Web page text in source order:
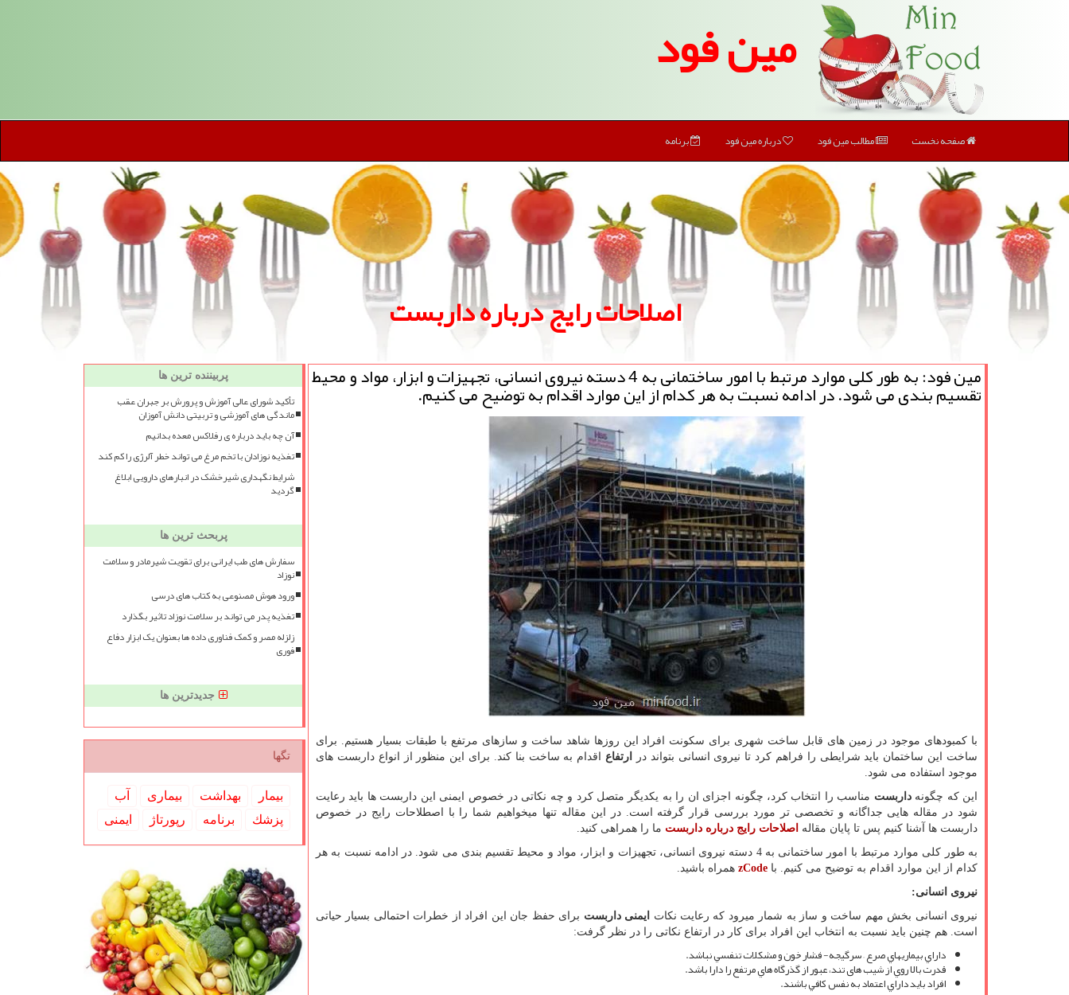
مین فود
صفحه نخست مطالب مین فود درباره مین فود برنامه
اصلاحات رایج درباره داربست
مین فود: به طور كلی موارد مرتبط با امور ساختمانی به 4 دسته نیروی انسانی، تجهیزات و ابزار، مواد و محیط
تقسیم بندی می شود. در ادامه نسبت به هر كدام از این موارد اقدام به توضیح می كنیم.
با کمبودهای موجود در زمین های قابل ساخت شهری برای سکونت افراد این روزها شاهد ساخت و سازهای مرتفع با طبقات بسیار هستیم. برای
ساخت این ساختمان باید شرایطی را فراهم کرد تا نیروی انسانی بتواند در
ارتفاع
اقدام به ساخت بنا کند. برای این منظور از انواع داربست های
موجود استفاده می شود.
این که چگونهداربست مناسب را انتخاب کرد، چگونه اجزای ان را به یکدیگر متصل کرد و چه نکاتی در خصوص ایمنی این داربست ها باید رعایت
شود در مقاله هایی جداگانه و تخصصی تر مورد بررسی قرار گرفته است. در این مقاله تنها میخواهیم شما را با اصطلاحات رایج در خصوص
داربست ها آشنا کنیم پس تا پایان مقاله اصلاحات رایج درباره داربست ما را همراهی کنید.
به طور کلی موارد مرتبط با امور ساختمانی به 4 دسته نیروی انسانی، تجهیزات و ابزار، مواد و محیط تقسیم بندی می شود. در ادامه نسبت به هر
کدام از این موارد اقدام به توضیح می کنیم. با zCode همراه باشید.
نیروی انسانی:
نیروی انسانی بخش مهم ساخت و ساز به شمار میرود که رعایت نکات
ایمنی داربست برای حفظ جان این افراد از خطرات احتمالی بسیار حیاتی
است. هم چنین باید نسبت به انتخاب این افراد برای کار در ارتفاع نکاتی را در نظر گرفت:
داراي بيماريهاي صرع – سرگيجه- فشار خون و مشكلات تنفسي نباشد.
قدرت بالا روي از شيب های تند، عبور از گذرگاه هاي مرتفع را دارا باشد.
افراد بايد داراي اعتماد به نفس كافي باشند.
پربیننده ترین ها
تأکید شورای عالی آموزش و پرورش بر جبران عقب
ماندگی های آموزشی و تربیتی دانش آموزان
آن چه باید درباره ی رفلاکس معده بدانیم
تغذیه نوزادان با تخم مرغ می تواند خطر آلرژی را کم کند
شرایط نگهداری شیرخشک در انبارهای دارویی ابلاغ
گردید
پربحث ترین ها
سفارش های طب ایرانی برای تقویت شیرمادر و سلامت
نوزاد
ورود هوش مصنوعی به کتاب های درسی
تغذیه پدر می تواند بر سلامت نوزاد تاثیر بگذارد
زلزله مصر و کمک فناوری داده ها بعنوان یک ابزار دفاع
فوری
جدیدترین ها
تگها
بیمار بهداشت بیماری
آب
پزشك
برنامه رپورتاژ ایمنی